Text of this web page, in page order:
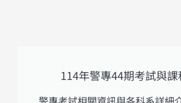
114年警專44期考試與課